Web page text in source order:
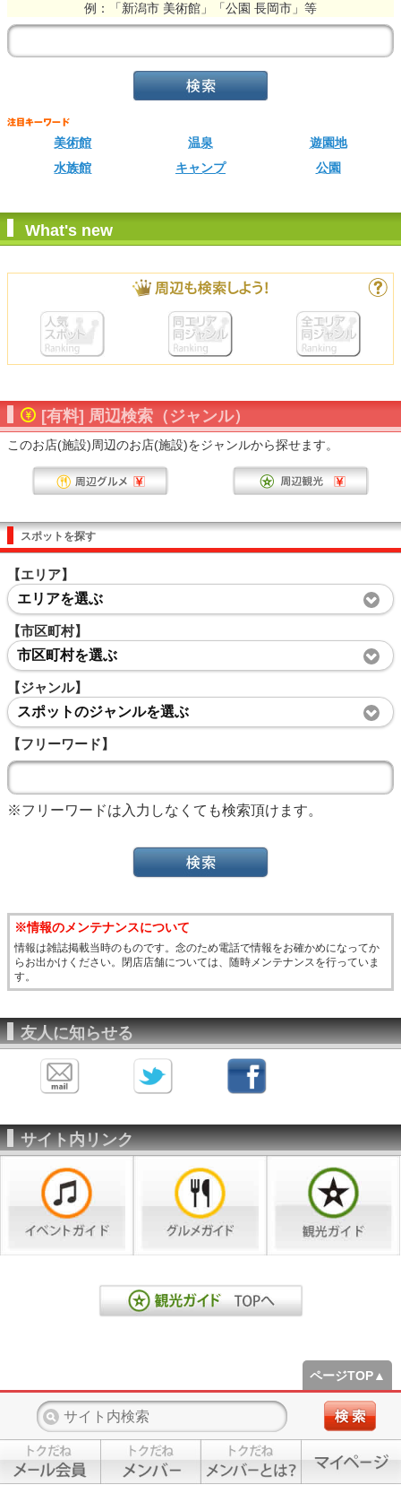
例：「新潟市 美術館」「公園 長岡市」等
美術館 温泉
遊園地
水族館
キャンプ 公園
What's new
[有料] 周辺検索（ジャンル）
このお店(施設)周辺のお店(施設)をジャンルから探せます。
スポットを探す
【エリア】
エリアを選ぶ
【市区町村】
市区町村を選ぶ
【ジャンル】
スポットのジャンルを選ぶ
【フリーワード】
※フリーワードは入力しなくても検索頂けます。
※情報のメンテナンスについて
情報は雑誌掲載当時のものです。念のため電話で情報をお確かめになってか
らお出かけください。閉店店舗については、随時メンテナンスを行っていま
す。
友人に知らせる
サイト内リンク
ページTOP▲